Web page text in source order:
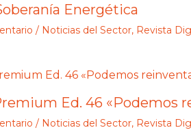
Energética
/ Noticias del Sector, Revista
Ed. 46 «Podemos
/ Noticias del Sector, Revista